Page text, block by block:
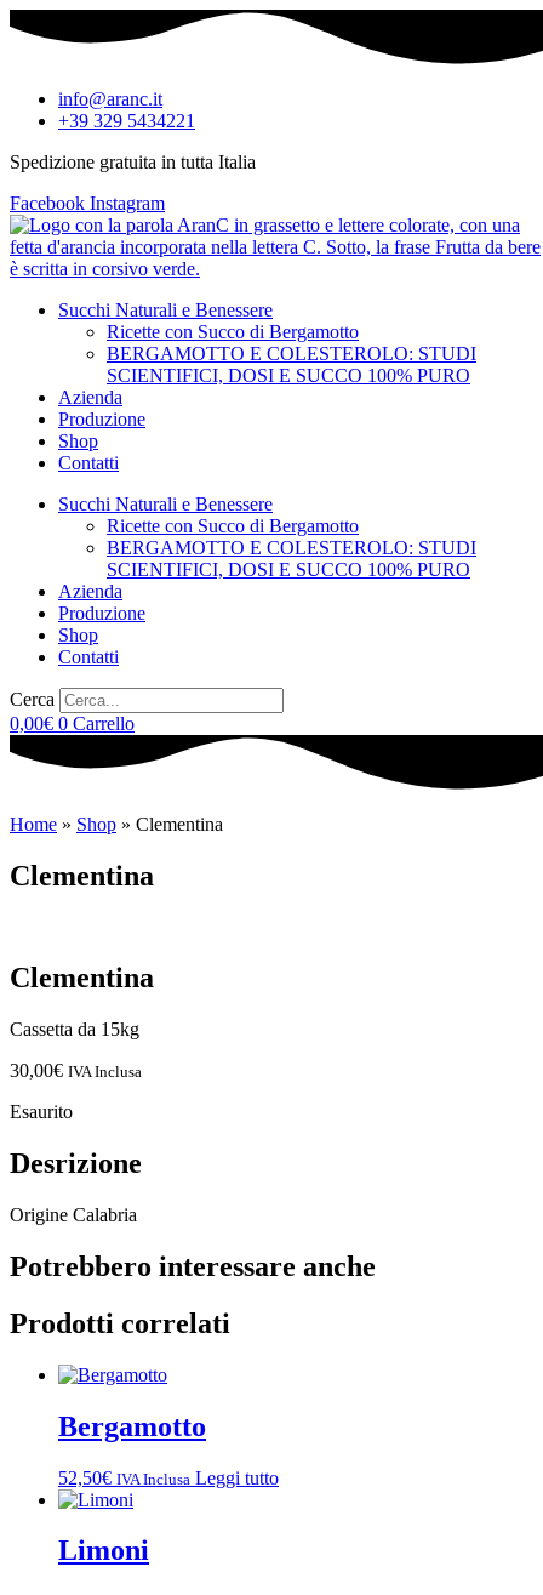
info@aranc.it
+39 329 5434221
Spedizione gratuita in tutta Italia
Facebook Instagram
Succhi Naturali e Benessere
Ricette con Succo di Bergamotto
BERGAMOTTO E COLESTEROLO: STUDI
SCIENTIFICI, DOSI E SUCCO 100% PURO
Azienda
Produzione
Shop
Contatti
Succhi Naturali e Benessere
Ricette con Succo di Bergamotto
BERGAMOTTO E COLESTEROLO: STUDI
SCIENTIFICI, DOSI E SUCCO 100% PURO
Azienda
Produzione
Shop
Contatti
Cerca
0,00€ 0 Carrello
Home » Shop » Clementina
Clementina
Clementina
Cassetta da 15kg
30,00€ IVA Inclusa
Esaurito
Desrizione
Origine Calabria
Potrebbero interessare anche
Prodotti correlati
Bergamotto
52,50€ IVA Inclusa Leggi tutto
Limoni